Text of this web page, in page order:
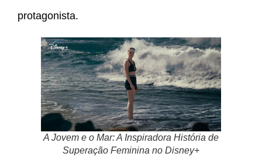
protagonista.
A Jovem e o Mar: A Inspiradora História de
Superação Feminina no Disney+